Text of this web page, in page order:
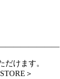
だけます。
＞